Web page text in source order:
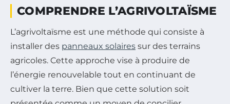
COMPRENDRE L’AGRIVOLTAÏSME
L’agrivoltaïsme est une méthode qui consiste à
installer des panneaux solaires sur des terrains
agricoles. Cette approche vise à produire de
l’énergie renouvelable tout en continuant de
cultiver la terre. Bien que cette solution soit